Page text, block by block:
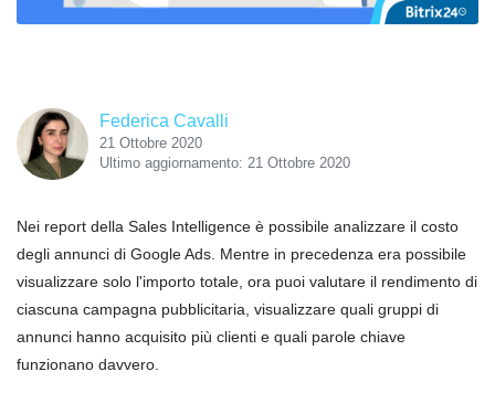
Federica Cavalli
21 Ottobre 2020
Ultimo aggiornamento: 21 Ottobre 2020
Nei report della Sales Intelligence è possibile analizzare il costo
degli annunci di Google Ads. Mentre in precedenza era possibile
visualizzare solo l'importo totale, ora puoi valutare il rendimento di
ciascuna campagna pubblicitaria, visualizzare quali gruppi di
annunci hanno acquisito più clienti e quali parole chiave
funzionano davvero.